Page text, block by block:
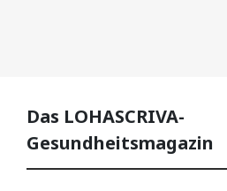
Das LOHASCRIVA-
Gesundheitsmagazin